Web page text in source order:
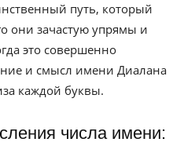
путь, который
они зачастую упрямы и
это совершенно
и смысл имени Диалана
каждой буквы.
числа имени: